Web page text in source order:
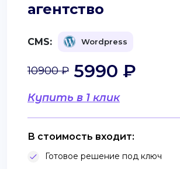
агентство
CMS: Wordpress
Купить в 1 клик
10900 ₽ 5990 ₽
В стоимость входит:
Готовое решение под ключ